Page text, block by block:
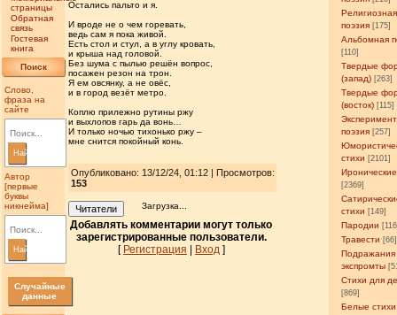
страницы
Обратная
связь
Гостевая
книга
Поиск
Слово,
фраза на
сайте
Найти
Автор
[первые
буквы
никнейма]
Найти
Случайные
данные
Религиозная
поэзия [175]
Альбомная
[110]
Твердые
(запад) [263]
Твердые
(восток) [115]
поэзия [257]
стихи [2101]
[2369]
стихи [149]
Пародии
Травести [66]
Подражания
экспромты
Стихи для
[869]
Белые стихи
Остались пальто и я.
И вроде не о чем горевать,
ведь сам я пока живой.
Есть стол и стул, а в углу кровать,
и крыша над головой.
Без шума с пылью решён вопрос,
посажен резон на трон.
Я ем овсянку, а не овёс,
и в город везёт метро.
Коплю прилежно рутины ржу
и выхлопов гарь да вонь…
И только ночью тихонько ржу –
мне снится покойный конь.
Опубликовано: 13/12/24, 01:12 | Просмотров:
153
Читатели Загрузка...
Добавлять комментарии могут только
зарегистрированные пользователи.
[ Регистрация Вход]